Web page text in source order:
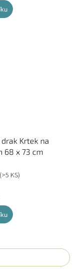
Krtek na
68 x 73 cm
(>5 KS)